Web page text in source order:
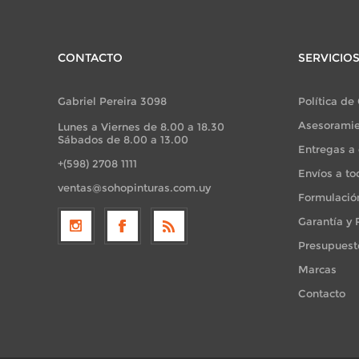
CONTACTO
Gabriel Pereira 3098
Lunes a Viernes de 8.00 a 18.30
Sábados de 8.00 a 13.00
+(598) 2708 1111
ventas@sohopinturas.com.uy
SERVICIOS
Política de
Entregas
Envíos a
Garantía y
Marcas
Contacto